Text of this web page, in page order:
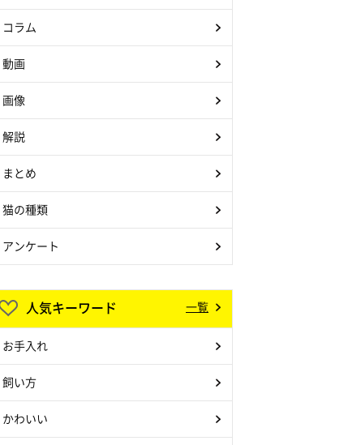
コラム
動画
画像
解説
まとめ
猫の種類
アンケート
人気キーワード 一覧
お手入れ
飼い方
かわいい